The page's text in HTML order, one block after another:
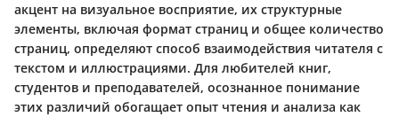
акцент на визуальное восприятие, их структурные
элементы, включая формат страниц и общее количество
страниц, определяют способ взаимодействия читателя с
текстом и иллюстрациями. Для любителей книг,
студентов и преподавателей, осознанное понимание
этих различий обогащает опыт чтения и анализа как